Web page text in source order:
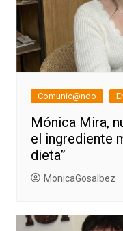
Comunic@ndo
Mónica Mira,
el ingrediente
dieta”
MonicaGosalbez